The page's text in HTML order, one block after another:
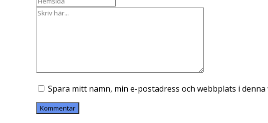
Spara mitt namn, min e-postadress och webbplats i